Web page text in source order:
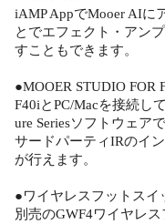
iAMP AppでMooer AIに
とでエフェクト・アン
すこともできます。
●MOOER STUDIO FOR
F40iとPC/Macを接続し
ure Seriesソフトウェア
サードパーティIRのイ
が行えます。
●ワイヤレスフットスイ
別売のGWF4ワイヤレ